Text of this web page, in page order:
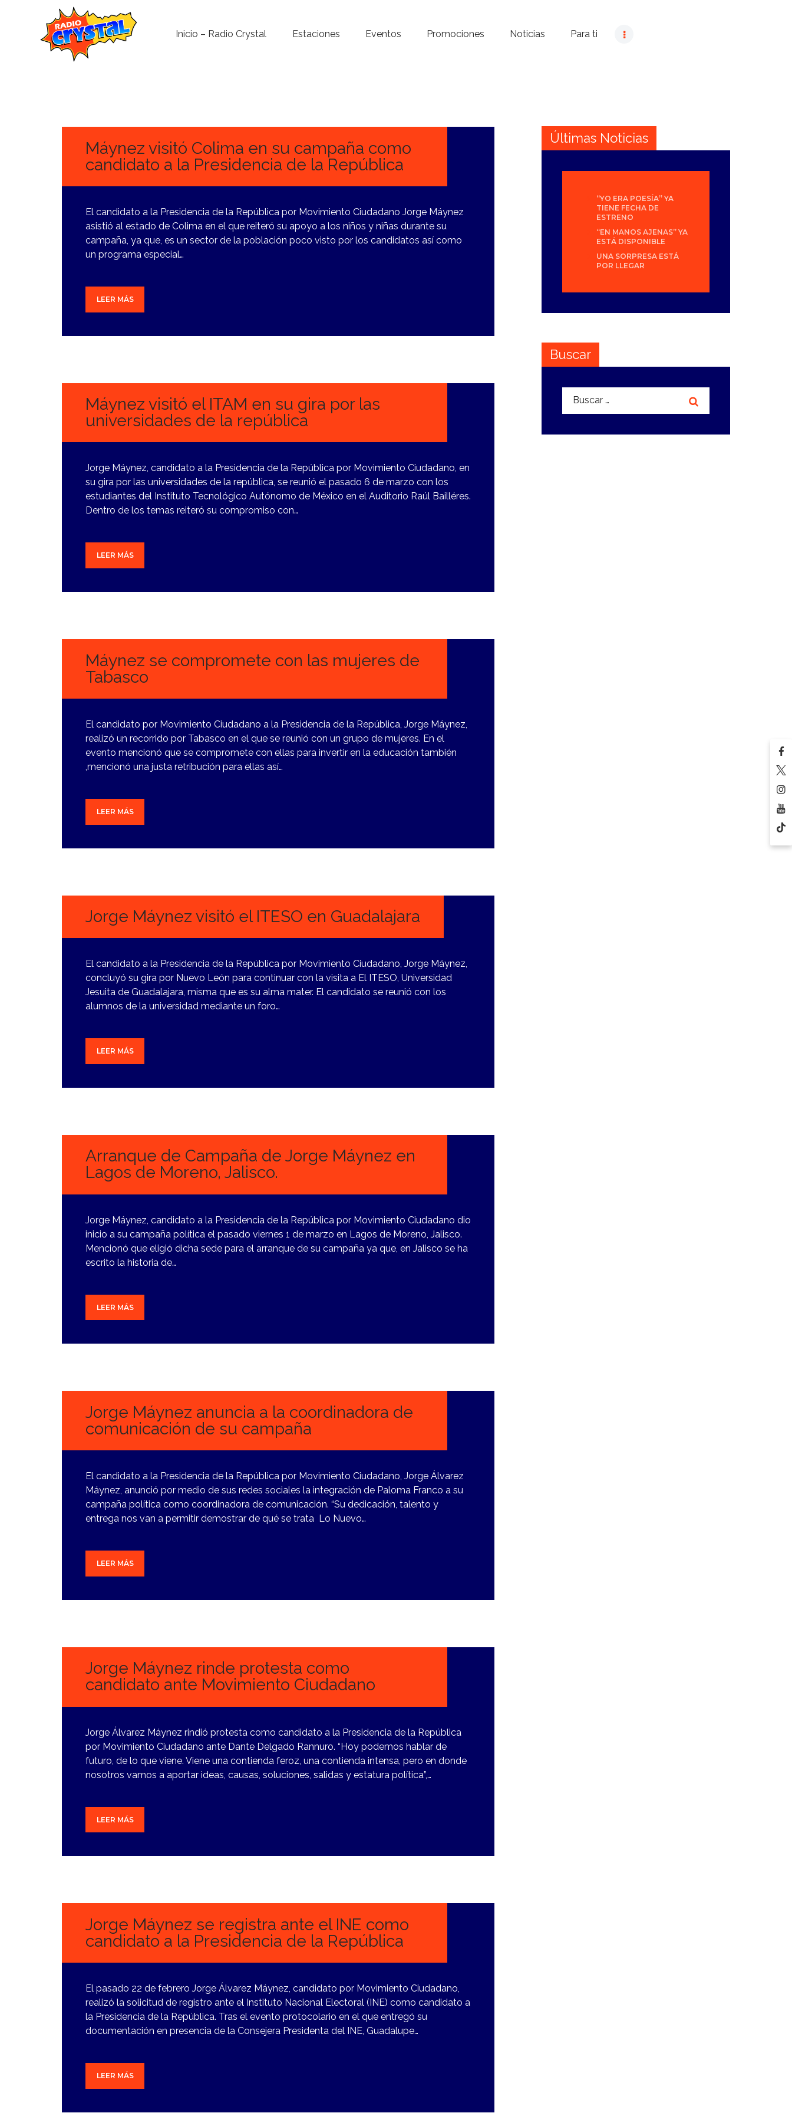
Inicio – Radio Crystal Estaciones Eventos Promociones Noticias Para ti
Noticias
Para ti
Contacto
Máynez visitó Colima en su campaña como
candidato a la Presidencia de la República
El candidato a la Presidencia de la República por Movimiento Ciudadano Jorge Máynez
asistió al estado de Colima en el que reiteró su apoyo a los niños y niñas durante su
campaña, ya que, es un sector de la población poco visto por los candidatos así como
un programa especial…
LEER MÁS
Máynez visitó el ITAM en su gira por las
universidades de la república
Jorge Máynez, candidato a la Presidencia de la República por Movimiento Ciudadano, en
su gira por las universidades de la república, se reunió el pasado 6 de marzo con los
estudiantes del Instituto Tecnológico Autónomo de México en el Auditorio Raúl Bailléres.
Dentro de los temas reiteró su compromiso con…
LEER MÁS
Máynez se compromete con las mujeres de
Tabasco
El candidato por Movimiento Ciudadano a la Presidencia de la República, Jorge Máynez,
realizó un recorrido por Tabasco en el que se reunió con un grupo de mujeres. En el
evento mencionó que se compromete con ellas para invertir en la educación también
,mencionó una justa retribución para ellas así…
LEER MÁS
Jorge Máynez visitó el ITESO en Guadalajara
El candidato a la Presidencia de la República por Movimiento Ciudadano, Jorge Máynez,
concluyó su gira por Nuevo León para continuar con la visita a El ITESO, Universidad
Jesuita de Guadalajara, misma que es su alma mater. El candidato se reunió con los
alumnos de la universidad mediante un foro…
LEER MÁS
Arranque de Campaña de Jorge Máynez en
Lagos de Moreno, Jalisco.
Jorge Máynez, candidato a la Presidencia de la República por Movimiento Ciudadano dio
inicio a su campaña política el pasado viernes 1 de marzo en Lagos de Moreno, Jalisco.
Mencionó que eligió dicha sede para el arranque de su campaña ya que, en Jalisco se ha
escrito la historia de…
LEER MÁS
Jorge Máynez anuncia a la coordinadora de
comunicación de su campaña
El candidato a la Presidencia de la República por Movimiento Ciudadano, Jorge Álvarez
Máynez, anunció por medio de sus redes sociales la integración de Paloma Franco a su
campaña política como coordinadora de comunicación. “Su dedicación, talento y
entrega nos van a permitir demostrar de qué se trata Lo Nuevo…
LEER MÁS
Jorge Máynez rinde protesta como
candidato ante Movimiento Ciudadano
Jorge Álvarez Máynez rindió protesta como candidato a la Presidencia de la República
por Movimiento Ciudadano ante Dante Delgado Rannuro. “Hoy podemos hablar de
futuro, de lo que viene. Viene una contienda feroz, una contienda intensa, pero en donde
nosotros vamos a aportar ideas, causas, soluciones, salidas y estatura política”,…
LEER MÁS
Jorge Máynez se registra ante el INE como
candidato a la Presidencia de la República
El pasado 22 de febrero Jorge Álvarez Máynez, candidato por Movimiento Ciudadano,
realizó la solicitud de registro ante el Instituto Nacional Electoral (INE) como candidato a
la Presidencia de la República. Tras el evento protocolario en el que entregó su
documentación en presencia de la Consejera Presidenta del INE, Guadalupe…
LEER MÁS
Últimas Noticias
“YO ERA POESÍA” YA
TIENE FECHA DE
ESTRENO
“EN MANOS AJENAS” YA
ESTÁ DISPONIBLE
UNA SORPRESA ESTÁ
POR LLEGAR
Buscar
Buscar: